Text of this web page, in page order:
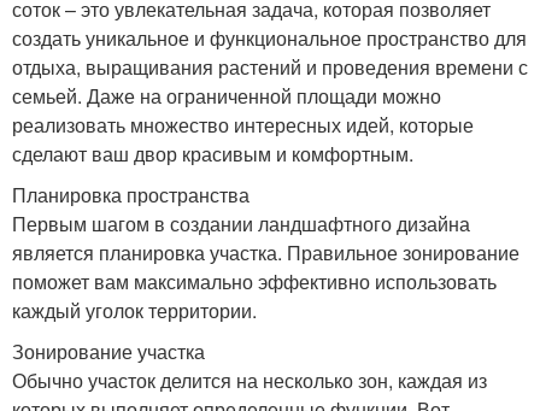
соток – это увлекательная задача, которая позволяет
создать уникальное и функциональное пространство для
отдыха, выращивания растений и проведения времени с
семьей. Даже на ограниченной площади можно
реализовать множество интересных идей, которые
сделают ваш двор красивым и комфортным.
Планировка пространства
Первым шагом в создании ландшафтного дизайна
является планировка участка. Правильное зонирование
поможет вам максимально эффективно использовать
каждый уголок территории.
Зонирование участка
Обычно участок делится на несколько зон, каждая из